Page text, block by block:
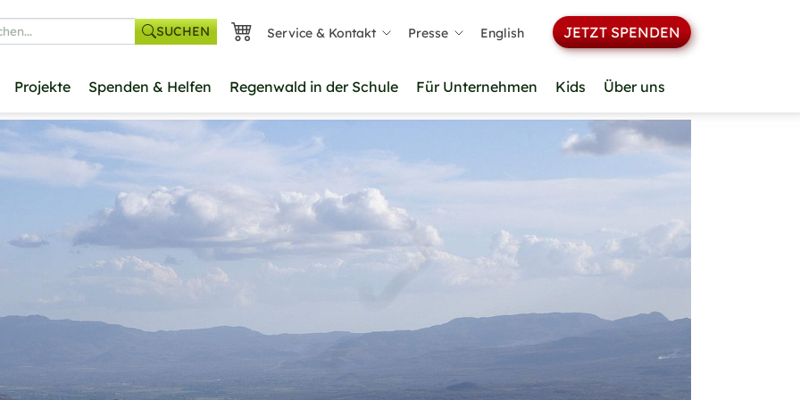
SUCHEN Service & Kontakt Presse English JETZT SPENDEN
Projekte Spenden & Helfen Regenwald in der Schule Für Unternehmen Kids Über uns